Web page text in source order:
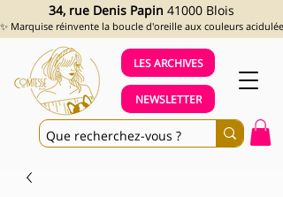
LES ARCHIVES
NEWSLETTER
34, rue Denis Papin 41000 Blois
✨ Marquise réinvente la boucle d'oreille aux couleurs